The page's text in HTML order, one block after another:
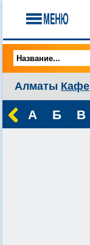
Алматы Кафе
А Б В